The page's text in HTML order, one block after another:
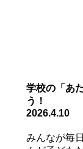
学校の「あ
う！
2026.4.10
みんなが毎